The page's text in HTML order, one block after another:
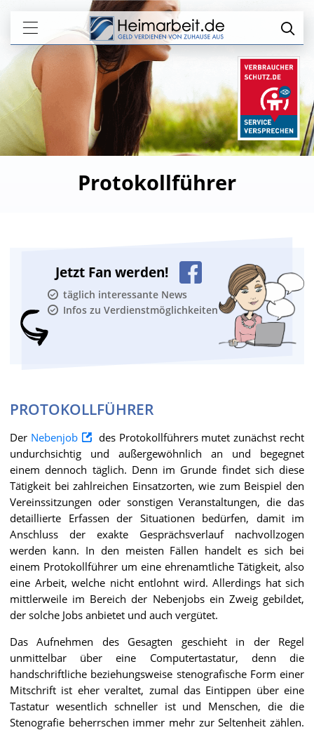
Protokollführer
Jetzt Fan werden!
täglich interessante News
Infos zu Verdienstmöglichkeiten
PROTOKOLLFÜHRER
Der Nebenjob
des Protokollführers mutet zunächst recht
undurchsichtig und außergewöhnlich an und begegnet
einem dennoch täglich. Denn im Grunde findet sich diese
Tätigkeit bei zahlreichen Einsatzorten, wie zum Beispiel den
Vereinssitzungen oder sonstigen Veranstaltungen, die das
detaillierte Erfassen der Situationen bedürfen, damit im
Anschluss der exakte Gesprächsverlauf nachvollzogen
werden kann. In den meisten Fällen handelt es sich bei
einem Protokollführer um eine ehrenamtliche Tätigkeit, also
eine Arbeit, welche nicht entlohnt wird. Allerdings hat sich
mittlerweile im Bereich der Nebenjobs ein Zweig gebildet,
der solche Jobs anbietet und auch vergütet.
Das Aufnehmen des Gesagten geschieht in der Regel
unmittelbar über eine Computertastatur, denn die
handschriftliche beziehungsweise stenografische Form einer
Mitschrift ist eher veraltet, zumal das Eintippen über eine
Tastatur wesentlich schneller ist und Menschen, die die
Stenografie beherrschen immer mehr zur Seltenheit zählen.